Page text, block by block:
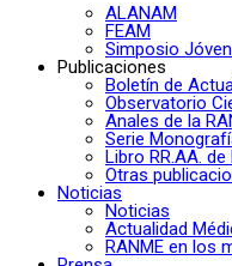
ALANAM
FEAM
Simposio
Publicaciones
Boletín de
Observatorio
Anales de la
Serie
Libro RR.AA.
Otras
Noticias
Noticias
Actualidad
RANME en los